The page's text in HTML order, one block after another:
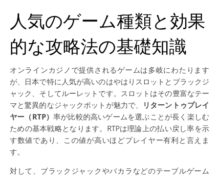
人気のゲーム種類と効果
的な攻略法の基礎知識
オンラインカジノで提供されるゲームは多岐にわたります
が、日本で特に人気が高いのはやはりスロットとブラックジ
ャック、そしてルーレットです。スロットはその豊富なテー
マと驚異的なジャックポットが魅力で、
リターントゥプレイ
ヤー（RTP） 率が比較的高いゲームを選ぶことが長く楽しむ
ための基本戦略となります。RTPは理論上の払い戻し率を示
す数値であり、この値が高いほどプレイヤー有利と言えま
す。
対して、ブラックジャックやバカラなどのテーブルゲーム